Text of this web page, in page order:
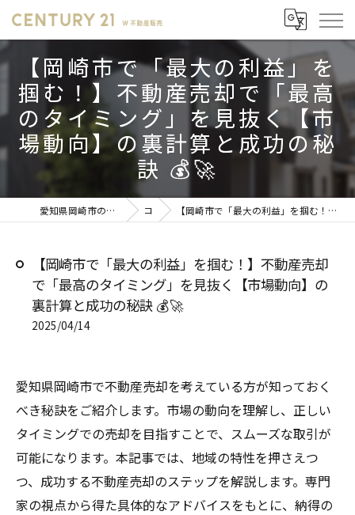
【岡崎市で「最大の利益」を
掴む！】不動産売却で「最高
のタイミング」を見抜く【市
場動向】の裏計算と成功の秘
訣 💰🚀
愛知県岡崎市の不動産売却ならセンチュリー21 W不動産販売 コラム 【岡崎市で「最大の利益」を掴む！】不動産売却で「最高のタイミング」を見抜く【市場動向】の裏計算と成功の秘訣 💰🚀
【岡崎市で「最大の利益」を掴む！】不動産売却
で「最高のタイミング」を見抜く【市場動向】の
裏計算と成功の秘訣 💰🚀
2025/04/14
愛知県岡崎市で不動産売却を考えている方が知っておく
べき秘訣をご紹介します。市場の動向を理解し、正しい
タイミングでの売却を目指すことで、スムーズな取引が
可能になります。本記事では、地域の特性を押さえつ
つ、成功する不動産売却のステップを解説します。専門
家の視点から得た具体的なアドバイスをもとに、納得の